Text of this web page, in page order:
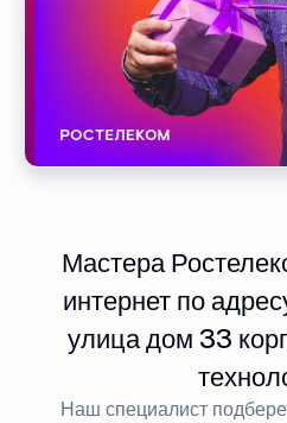
Мастера
интернет по
улица дом 33
Наш специалист